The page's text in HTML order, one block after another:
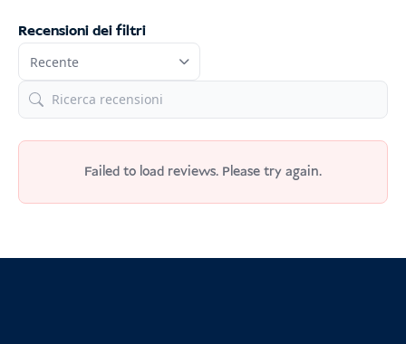
Recensioni dei filtri
Failed to load reviews. Please try again.